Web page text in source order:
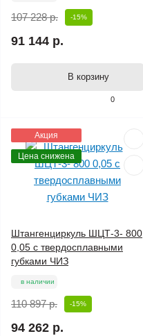
0
107 228 р. -15%
91 144 р.
В корзину
Акция
Цена снижена
Штангенциркуль ШЦТ-3- 800
0,05 с твердосплавными
губками ЧИЗ
в наличии
110 897 р. -15%
94 262 р.